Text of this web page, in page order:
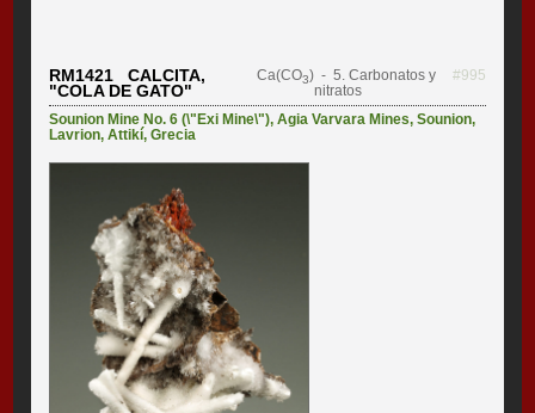
RM1421 CALCITA,
"COLA DE GATO"
Ca(CO3)- 5. Carbonatos y
nitratos
#995
Sounion Mine No. 6 (\"Exi Mine\"),Agia Varvara Mines,Sounion,
Lavrion,Attikí,Grecia